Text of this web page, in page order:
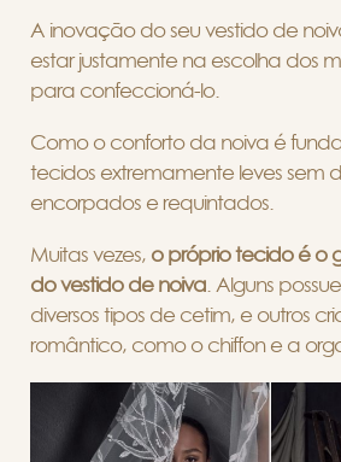
A inovação do seu vestido de
estar justamente na escolha dos
para confeccioná-lo.
Como o conforto da noiva é
tecidos extremamente leves sem
encorpados e requintados.
Muitas vezes, o próprio tecido é o
do vestido de noiva . Alguns
diversos tipos de cetim, e outros
romântico, como o chiffon e a